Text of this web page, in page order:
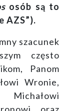
osób są to
AZS”).
szacunek
często
Panom
Wronie,